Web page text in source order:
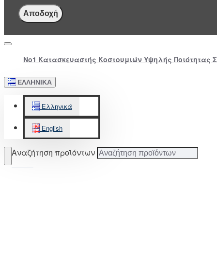
Αποδοχή
Νο1 Κατασκευαστής Κοστουμιών Υψηλής Ποιότητας
ΕΛΛΗΝΙΚΆ
Ελληνικά
English
Αναζήτηση προϊόντων